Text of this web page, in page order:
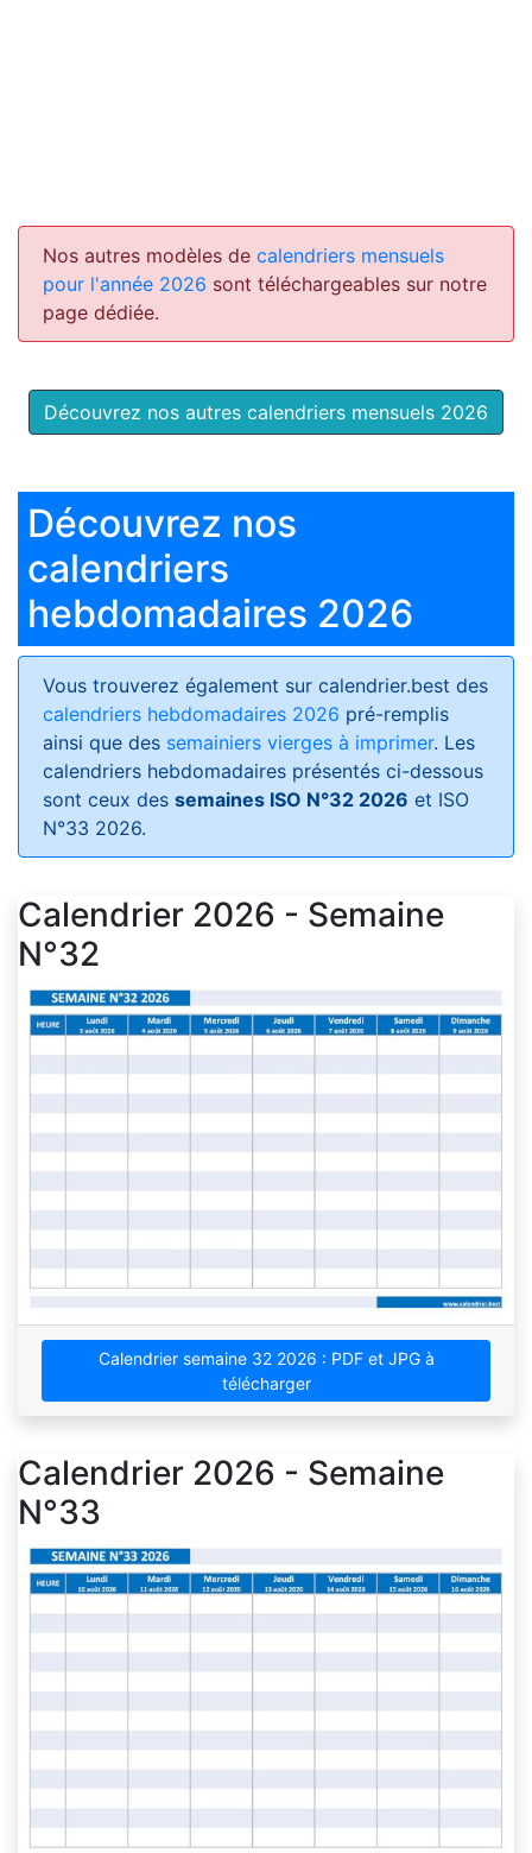
Nos autres modèles de calendriers mensuels
pour l'année 2026 sont téléchargeables sur notre
page dédiée.
Découvrez nos autres calendriers mensuels 2026
Découvrez nos
calendriers
hebdomadaires 2026
Vous trouverez également sur calendrier.best des
calendriers hebdomadaires 2026 pré-remplis
ainsi que des semainiers vierges à imprimer. Les
calendriers hebdomadaires présentés ci-dessous
sont ceux des semaines ISO N°32 2026 et ISO
N°33 2026.
Calendrier 2026 - Semaine
N°32
Calendrier semaine 32 2026 : PDF et JPG à
télécharger
Calendrier 2026 - Semaine
N°33